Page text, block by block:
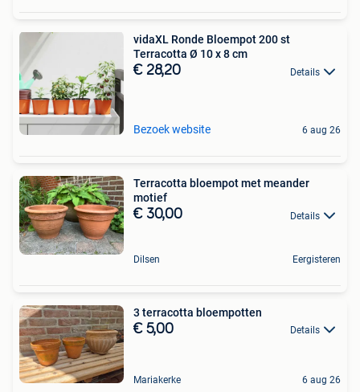
vidaXL Ronde Bloempot 200 st
Terracotta Ø 10 x 8 cm
€ 28,20 Details
Bezoek website 6 aug 26
Terracotta bloempot met meander
motief
€ 30,00 Details
Dilsen Eergisteren
3 terracotta bloempotten
€ 5,00 Details
Mariakerke 6 aug 26